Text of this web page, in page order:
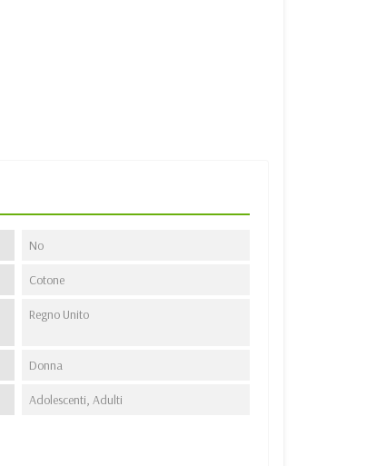
No
Cotone
Regno Unito
Donna
Adolescenti, Adulti